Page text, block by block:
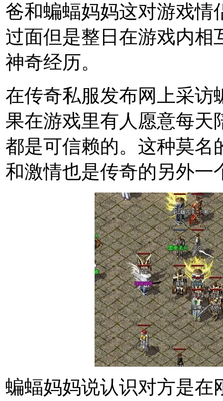
爸和蝙蝠妈妈这对游戏情
过面但是整日在游戏内相
神奇经历。
在传奇私服发布网上采访
果在游戏里有人愿意每天
都是可信赖的。这种莫名
和激情也是传奇的另外一
蝙蝠妈妈说认识对方是在